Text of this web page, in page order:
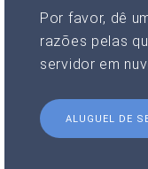
Por favor, dê
razões pelas
servidor em
ALUGUEL DE